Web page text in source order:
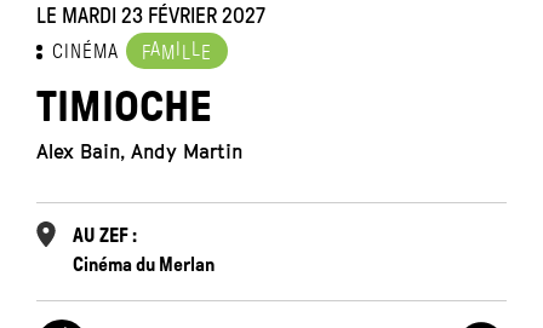
LE MARDI 23 FÉVRIER 2027
CINÉMA FAM E
TIMIOCHE
Alex Bain, Andy Martin
AU ZEF :
Cinéma du Merlan